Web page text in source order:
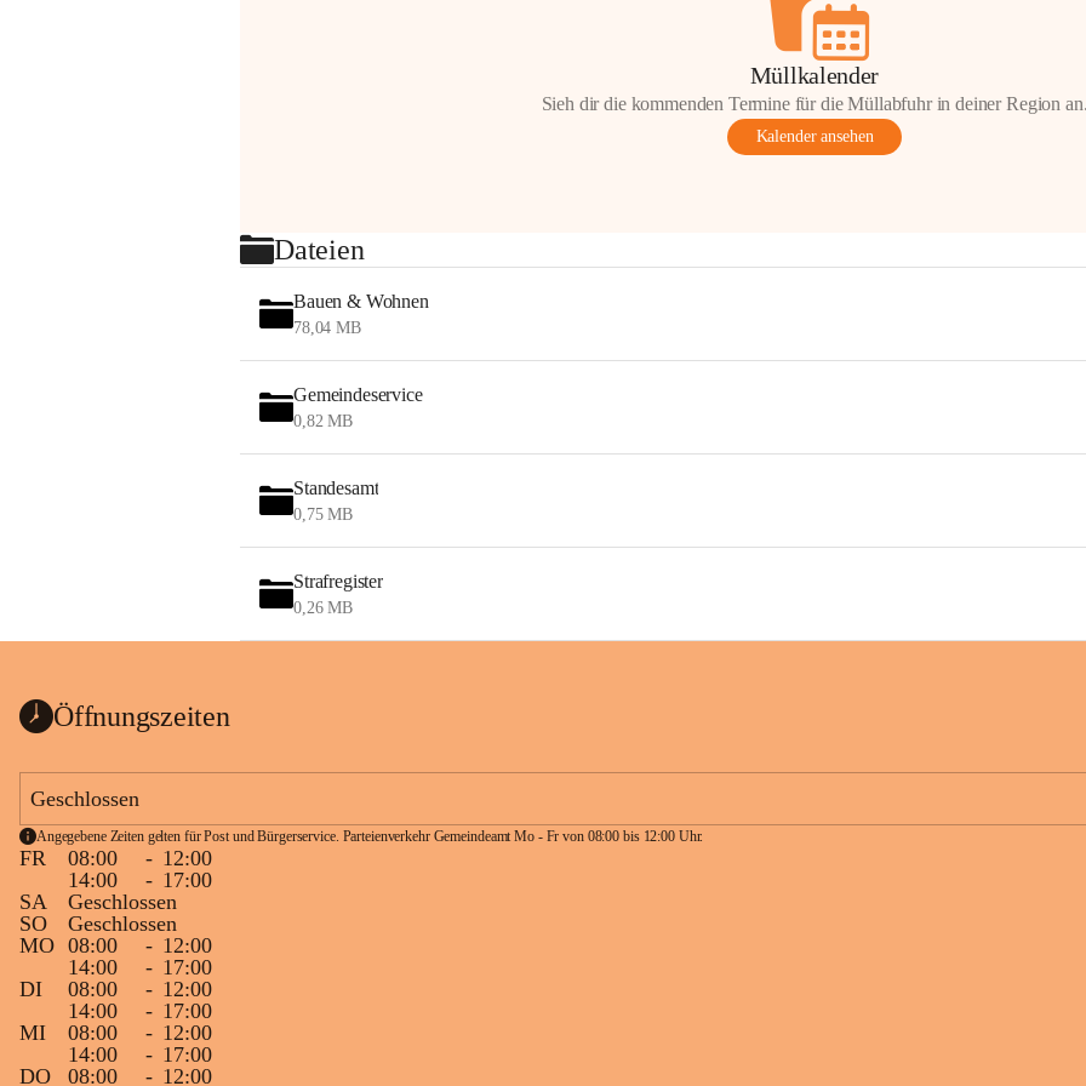
Müllkalender
Sieh dir die kommenden Termine für die Müllabfuhr in deiner Region
Kalender ansehen
Dateien
Bauen & Wohnen
78,04 MB
Gemeindeservice
0,82 MB
Standesamt
0,75 MB
Strafregister
0,26 MB
Öffnungszeiten
Geschlossen
Angegebene Zeiten gelten für Post und Bürgerservice. Parteienverkehr Gemeindeamt Mo - Fr von 08:00 bis 12:00 Uhr.
FR 08:00 - 12:00
14:00
- 17:00
SA
Geschlossen
SO
Geschlossen
MO 08:00 - 12:00
14:00
- 17:00
DI
08:00 - 12:00
14:00
- 17:00
MI
08:00 - 12:00
14:00
- 17:00
DO
08:00 - 12:00